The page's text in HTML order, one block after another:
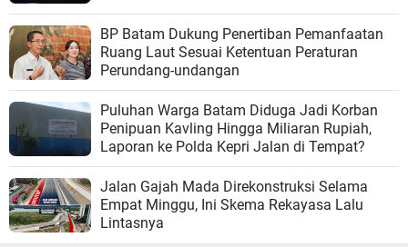
BP Batam Dukung Penertiban Pemanfaatan
Ruang Laut Sesuai Ketentuan Peraturan
Perundang-undangan
Puluhan Warga Batam Diduga Jadi Korban
Penipuan Kavling Hingga Miliaran Rupiah,
Laporan ke Polda Kepri Jalan di Tempat?
Jalan Gajah Mada Direkonstruksi Selama
Empat Minggu, Ini Skema Rekayasa Lalu
Lintasnya